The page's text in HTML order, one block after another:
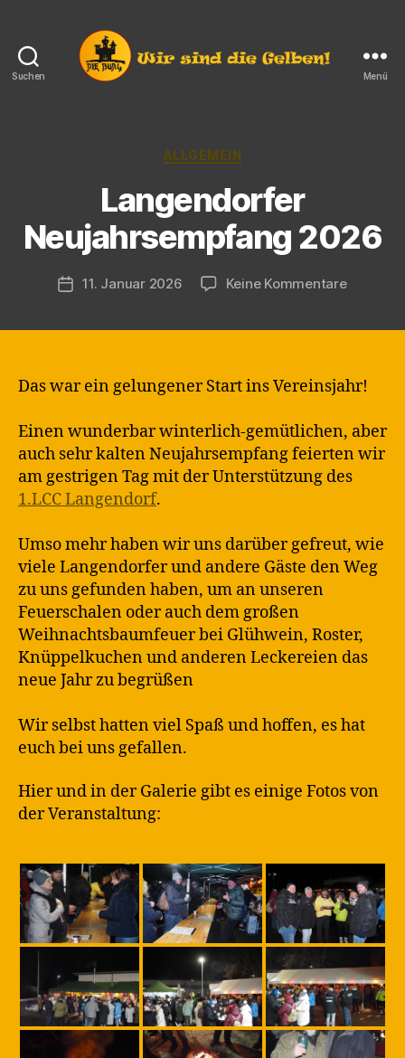
Suchen
Langendorf
Menü
Kategorien
ALLGEMEIN
Langendorfer
Neujahrsempfang 2026
Beitragsautor
V
o
n
M
a
in
Veröffentlichungsdatum
11. Januar 2026 Keine Kommentarezu
Das war ein gelungener Start ins Vereinsjahr!
Einen wunderbar winterlich-gemütlichen, aber
auch sehr kalten Neujahrsempfang feierten wir
am gestrigen Tag mit der Unterstützung des
1.LCC Langendorf.
Umso mehr haben wir uns darüber gefreut, wie
viele Langendorfer und andere Gäste den Weg
zu uns gefunden haben, um an unseren
Feuerschalen oder auch dem großen
Weihnachtsbaumfeuer bei Glühwein, Roster,
Knüppelkuchen und anderen Leckereien das
neue Jahr zu begrüßen
Wir selbst hatten viel Spaß und hoffen, es hat
euch bei uns gefallen.
Hier und in der Galerie gibt es einige Fotos von
der Veranstaltung: